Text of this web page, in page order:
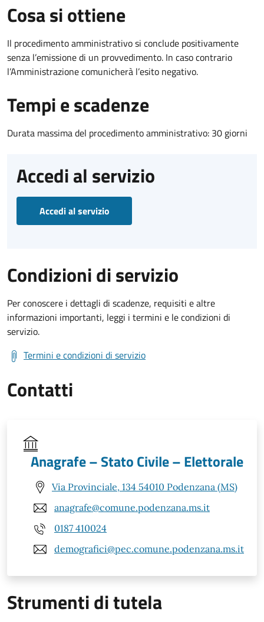
Cosa si ottiene
Il procedimento amministrativo si conclude positivamente
senza l’emissione di un provvedimento. In caso contrario
l’Amministrazione comunicherà l’esito negativo.
Tempi e scadenze
Durata massima del procedimento amministrativo: 30 giorni
Accedi al servizio
Accedi al servizio
Condizioni di servizio
Per conoscere i dettagli di scadenze, requisiti e altre
informazioni importanti, leggi i termini e le condizioni di
servizio.
Termini e condizioni di servizio
Contatti
Anagrafe – Stato Civile – Elettorale
Via Provinciale, 134 54010 Podenzana (MS)
anagrafe@comune.podenzana.ms.it
0187 410024
demografici@pec.comune.podenzana.ms.it
Strumenti di tutela